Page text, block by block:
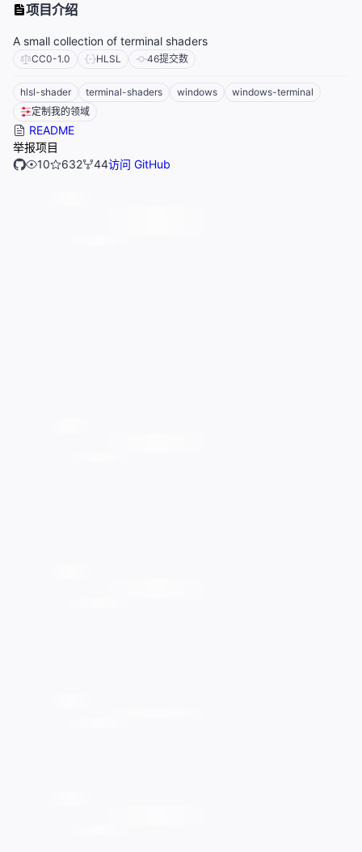
项目介绍
A small collection of terminal shaders
CC0-1.0 HLSL 46提交数
hlsl-shader terminal-shaders windows
windows-terminal
定制我的领域
README
举报项目
10
632 44访问 GitHub